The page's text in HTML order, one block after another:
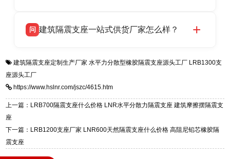
适用于民用住宅隔震工程，实体工厂现货充足，
震支座，电话：13323182312，地址：衡水高新
问 建筑隔震支座一站式供货厂家怎么样？
一站式供货厂家，拥有多年行业生产经验，国标
质、检测报告完备，提供选型、深化、供货、安
装指导全套服务，厂址衡水高新区北方工业基地
建筑隔震支座定制生产厂家 水平力分散型橡胶隔震支座源头工厂 LRB1300支
座源头工厂
https://www.hslnr.com/jszc/4615.htm
上一篇：LRB700隔震支座什么价格 LNR水平分散力隔震支座 建筑摩擦摆隔震支
座
下一篇：LRB1200支座厂家 LNR600天然隔震支座什么价格 高阻尼铅芯橡胶隔
震支座